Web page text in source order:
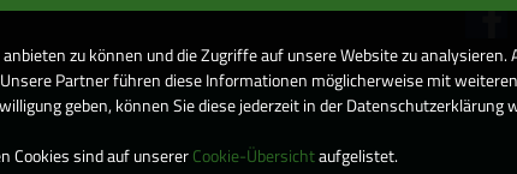
zu können und die Zugriffe auf unsere Website zu
Partner führen diese Informationen möglicherweise mit
geben, können Sie diese jederzeit in der Datenschutzerklärung
Cookies sind auf unsererCookie-Übersichtaufgelistet.